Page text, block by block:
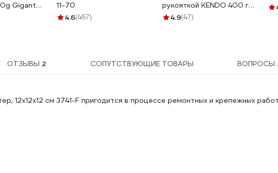
Gigant
11-70
4.6(467)
рукояткой KENDO 400 г
25204
4.9(47)
ОТЗЫВЫ 2 СОПУТСТВУЮЩИЕ ТОВАРЫ ВОПРОСЫ
12x12x12 см 3741-F пригодится в процессе ремонтных и крепежных